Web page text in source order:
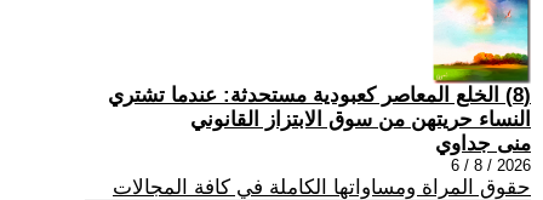
(8) الخلع المعاصر كعبودية مستحدثة: عندما تشتري
النساء حريتهن من سوق الابتزاز القانوني
منى جداوي
2026 / 8 / 6
حقوق المراة ومساواتها الكاملة في كافة المجالات